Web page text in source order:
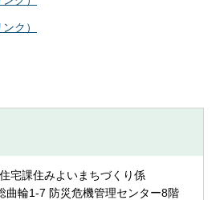
ク）
宅課住みよいまちづくり係
曲輪1-7 防災危機管理センター8階